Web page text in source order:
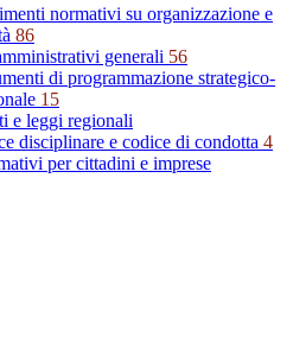
normativi su organizzazione e
86
generali 56
di programmazione strategico-
15
e leggi regionali
disciplinare e codice di condotta 4
per cittadini e imprese